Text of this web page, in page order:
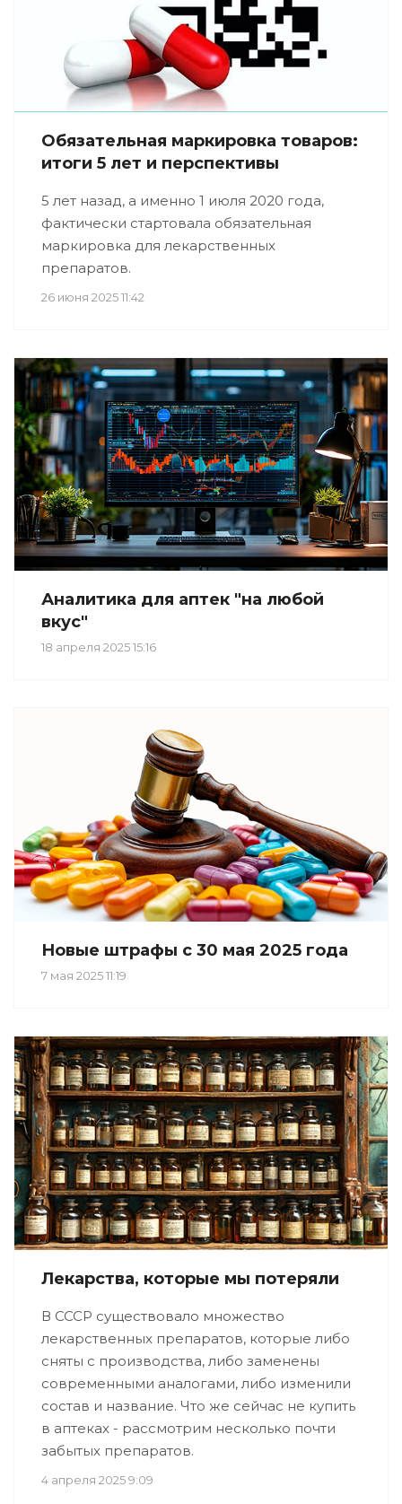
Обязательная маркировка товаров:
итоги 5 лет и перспективы
5 лет назад, а именно 1 июля 2020 года,
фактически стартовала обязательная
маркировка для лекарственных
препаратов.
26 июня 2025 11:42
Аналитика для аптек "на любой
вкус"
18 апреля 2025 15:16
Новые штрафы с 30 мая 2025 года
7 мая 2025 11:19
Лекарства, которые мы потеряли
В СССР существовало множество
лекарственных препаратов, которые либо
сняты с производства, либо заменены
современными аналогами, либо изменили
состав и название. Что же сейчас не купить
в аптеках - рассмотрим несколько почти
забытых препаратов.
4 апреля 2025 9:09